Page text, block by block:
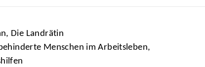
Die Landrätin
Menschen im Arbeitsleben,